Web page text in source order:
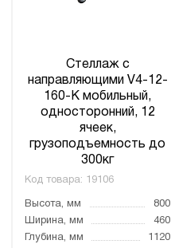
Стеллаж с
направляющими V4-12-
160-К мобильный,
односторонний, 12
ячеек,
грузоподъемность до
300кг
Код товара: 19106
Высота, мм
800
Ширина, мм
460
Глубина, мм
1120